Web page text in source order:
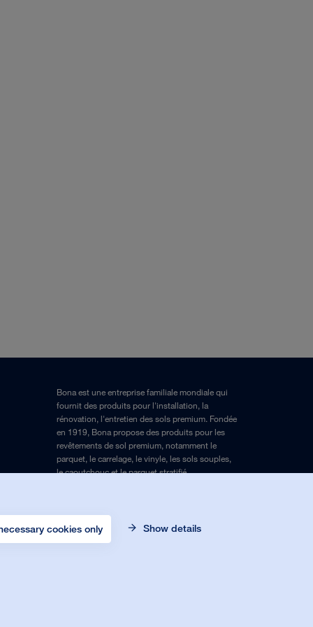
cookies only Show details
Bona est une entreprise familiale mondiale qui
fournit des produits pour l'installation, la
rénovation, l'entretien des sols premium. Fondée
en 1919, Bona propose des produits pour les
revêtements de sol premium, notamment le
parquet, le carrelage, le vinyle, les sols souples,
le caoutchouc et le parquet stratifié.